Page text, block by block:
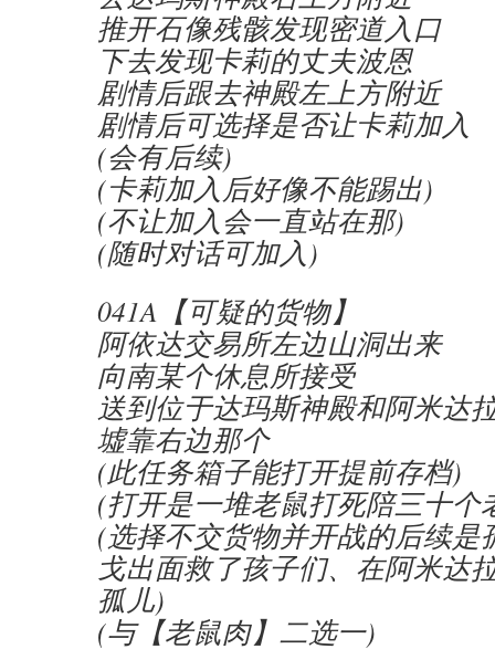
推开石像残骸发现密道入口
下去发现卡莉的丈夫波恩
剧情后跟去神殿左上方附近
剧情后可选择是否让卡莉加入
(会有后续)
(卡莉加入后好像不能踢出)
(不让加入会一直站在那)
(随时对话可加入)
041A【可疑的货物】
阿依达交易所左边山洞出来
向南某个休息所接受
送到位于达玛斯神殿和阿米达
墟靠右边那个
(此任务箱子能打开提前存档)
(打开是一堆老鼠打死陪三十个
(选择不交货物并开战的后续是
戈出面救了孩子们、在阿米达
孤儿)
(与【老鼠肉】二选一)